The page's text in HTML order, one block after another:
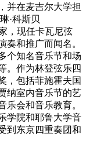
并在麦吉尔大学担
·科斯贝
，现任卡瓦尼弦
奏和推广而闻名。
个知名音乐节和场
。作为林登弦乐四
，包括菲施霍夫国
纳室内音乐节的艺
乐会和音乐教育。
学院和耶鲁大学音
到东京四重奏团和